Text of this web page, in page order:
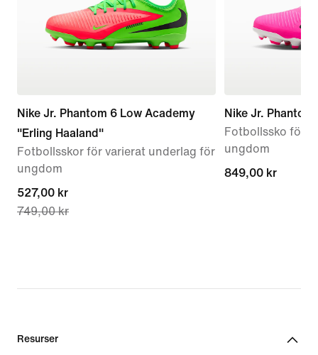
Nike Jr. Phantom 6 Low Academy
"Erling Haaland"
Fotbollsskor för varierat underlag för
ungdom
current
price
749,00 kr
527,00 kr
749,00 kr
Nike Jr.
Fotbollssko för
ungdom
849,00 kr
849,00 kr
Resurser